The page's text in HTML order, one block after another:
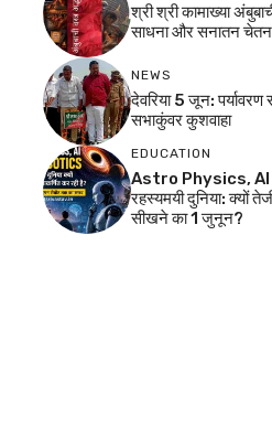
श्री श्री कामाख्या
साधना और सनातन
NEWS
देवरिया 5 जून: पर्यावरण
सभाकुंवर कुशवाहा
EDUCATION
Astro Physics,
रहस्यमयी दुनिया: क्यों
सीखने का 1 जुनून?